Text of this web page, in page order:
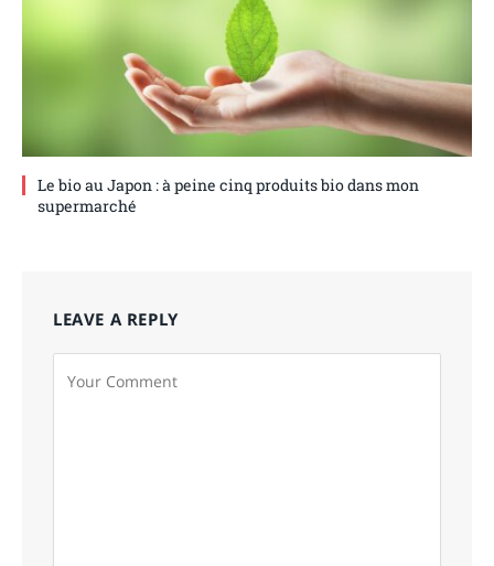
Le bio au Japon : à peine cinq produits bio dans mon
supermarché
LEAVE A REPLY